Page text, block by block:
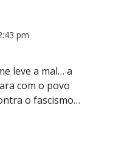
pm
leve a mal… a
com o povo
o fascismo…